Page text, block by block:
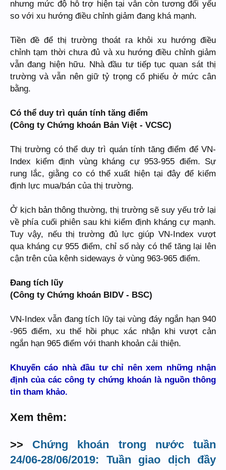
nhưng mức độ hỗ trợ hiện tại vẫn còn tương đối yếu
so với xu hướng điều chỉnh giảm đang khá mạnh.
Tiền đề để thị trường thoát ra khỏi xu hướng điều
chỉnh tạm thời chưa đủ và xu hướng điều chỉnh giảm
vẫn đang hiện hữu. Nhà đầu tư tiếp tục quan sát thị
trường và vẫn nên giữ tỷ trọng cổ phiếu ở mức cân
bằng.
Có thể duy trì quán tính tăng điểm
(Công ty Chứng khoán Bản Việt - VCSC)
Thị trường có thể duy trì quán tính tăng điểm để VN-
Index kiểm định vùng kháng cự 953-955 điểm. Sự
rung lắc, giằng co có thể xuất hiện tại đây để kiểm
định lực mua/bán của thị trường.
Ở kịch bản thông thường, thị trường sẽ suy yếu trở lại
về phía cuối phiên sau khi kiểm định kháng cự mạnh.
Tuy vậy, nếu thị trường đủ lực giúp VN-Index vượt
qua kháng cự 955 điểm, chỉ số này có thể tăng lại lên
cận trên của kênh sideways ở vùng 963-965 điểm.
Đang tích lũy
(Công ty Chứng khoán BIDV - BSC)
VN-Index vẫn đang tích lũy tại vùng đáy ngắn hạn 940
-965 điểm, xu thế hồi phục xác nhận khi vượt cản
ngắn hạn 965 điểm với thanh khoản cải thiện.
Khuyến cáo nhà đầu tư chỉ nên xem những nhận
định của các công ty chứng khoán là nguồn thông
tin tham khảo.
Xem thêm:
>> Chứng khoán trong nước tuần
24/06-28/06/2019: Tuần giao dịch đầy